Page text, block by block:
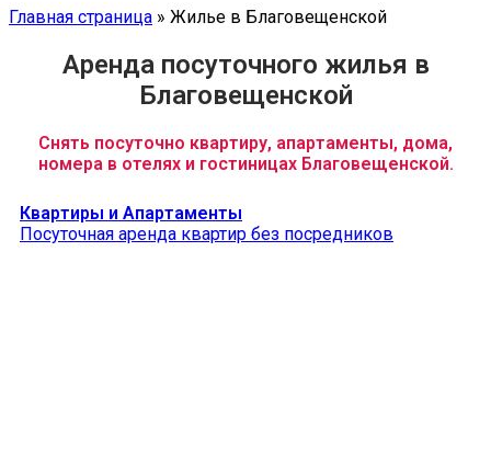
Главная страница » Жилье в Благовещенской
Аренда посуточного жилья в
Благовещенской
Снять посуточно квартиру, апартаменты, дома,
номера в отелях и гостиницах Благовещенской.
Квартиры и Апартаменты
Посуточная аренда квартир без посредников